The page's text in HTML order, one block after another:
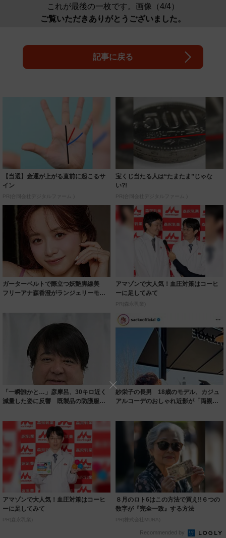
これが最後の一枚です。画像（4/4）
ご覧いただきありがとうございました。
記事に戻る
【当選】金運が上がる直前に起こるサ
イン
PR(合同会社デジタルファーム )
宝くじ当たる人は“たまたま”じゃな
い?!
PR(合同会社デジタルファーム )
ガーターベルトで際立つ妖艶脚線美
フリーアナ森香澄がランジェリーモデ
アマゾンで大人気！血圧対策はコーヒ
ーに足してみて
PR(森永乳業)
「一瞬誰かと…」彦摩呂、30キロ近く
減量した姿に反響 既製品の防護服が
紗栄子の長男 18歳のモデル、カジュ
アルコーデのおしゃれ近影が「両親の
アマゾンで大人気！血圧対策はコーヒ
ーに足してみて
PR(森永乳業)
８月のロト6はこの方法で買え!!６つの
数字が『完全一致』する方法
PR(株式会社MURA)
Recommended by